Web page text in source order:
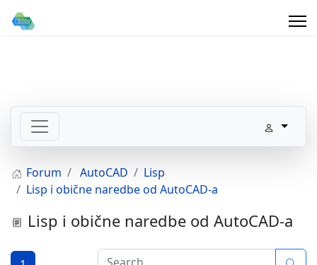
Forum AutoCAD
Lisp
Lisp i obične naredbe od AutoCAD-a
Lisp i obične naredbe od AutoCAD-a